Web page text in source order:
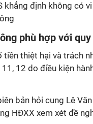
khẳng định không có
phù hợp với
tiền thiệt hại và trách
12 do điều kiện
bản hỏi cung Lê
HĐXX xem xét đề